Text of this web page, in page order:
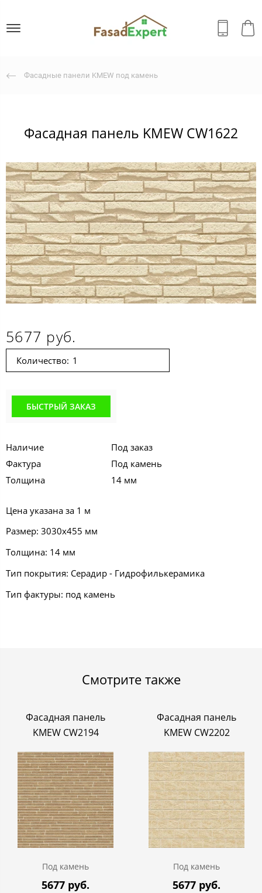
Фасадные панели KMEW под камень
Фасадная панель KMEW CW1622
5677 руб.
Количество:
БЫСТРЫЙ ЗАКАЗ
Наличие
Под заказ
Фактура
Под камень
Толщина
14 мм
Цена указана за 1 м
Размер: 3030х455 мм
Толщина: 14 мм
Тип покрытия: Серадир - Гидрофилькерамика
Тип фактуры: под камень
Смотрите также
Фасадная панель
KMEW CW2194
Под камень
5677 руб.
Фасадная панель
KMEW CW2202
Под камень
5677 руб.